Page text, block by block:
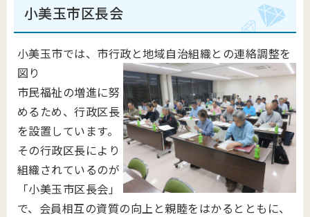
小美玉市区長会
小美玉市では、 市行政と地域自治組織との連絡調整を
図り
市民福祉の増進に努
めるため、行政区長
を設置しています。
その行政区長により
組織されているのが
「小美玉市区長会」
で、会員相互の資質の向上と親睦をはかるとともに、